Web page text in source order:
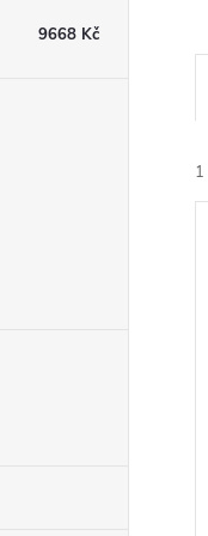
9668 Kč
a1